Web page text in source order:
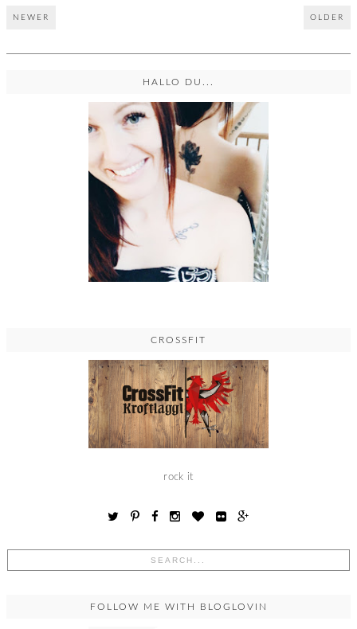
NEWER OLDER
HALLO DU...
CROSSFIT
rock it
FOLLOW ME WITH BLOGLOVIN